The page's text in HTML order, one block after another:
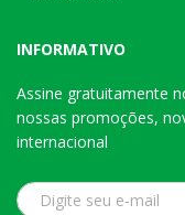
INFORMATIVO
Assine gratuitamente
nossas promoções,
internacional